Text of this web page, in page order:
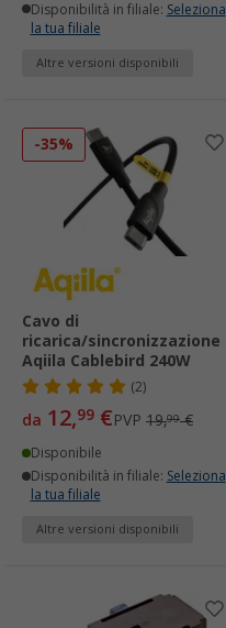
Disponibilità in filiale: Seleziona
la tua filiale
Altre versioni disponibili
-35%
Cavo di
ricarica/sincronizzazione
Aqiila Cablebird 240W
(2)
da 12,99 €PVP 19,99€
Disponibile
Disponibilità in filiale: Seleziona
la tua filiale
Altre versioni disponibili